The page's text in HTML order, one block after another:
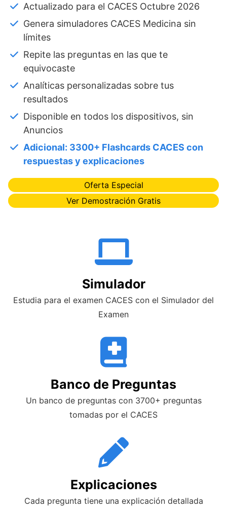
Actualizado para el CACES Octubre 2026
Genera simuladores CACES Medicina sin
límites
Repite las preguntas en las que te
equivocaste
Analíticas personalizadas sobre tus
resultados
Disponible en todos los dispositivos, sin
Anuncios
Adicional: 3300+ Flashcards CACES con
respuestas y explicaciones
Oferta Especial
Ver Demostración Gratis
Simulador
Estudia para el examen CACES con el Simulador del
Examen
Banco de Preguntas
Un banco de preguntas con 3700+ preguntas
tomadas por el CACES
Explicaciones
Cada pregunta tiene una explicación detallada